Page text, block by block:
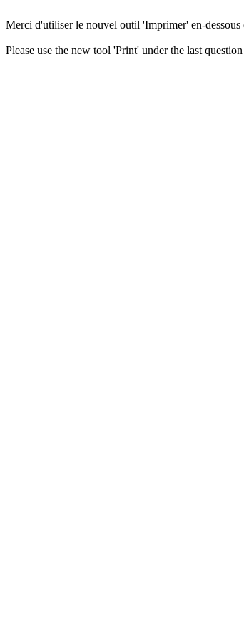
Merci d'utiliser le nouvel outil 'Imprimer' en-dessous
Please use the new tool 'Print' under the last